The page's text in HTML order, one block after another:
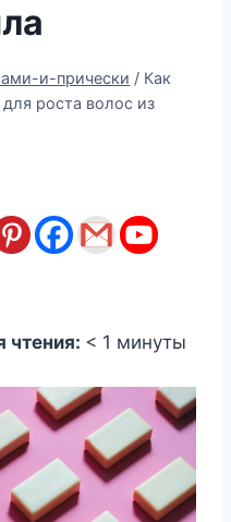
и-прически / Как
роста волос из
чтения: < 1 минуты